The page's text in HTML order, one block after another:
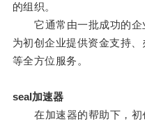
的组织。
它通常由一批成功的企
为初创企业提供资金支持
等全方位服务。
seal加速器
在加速器的帮助下，初